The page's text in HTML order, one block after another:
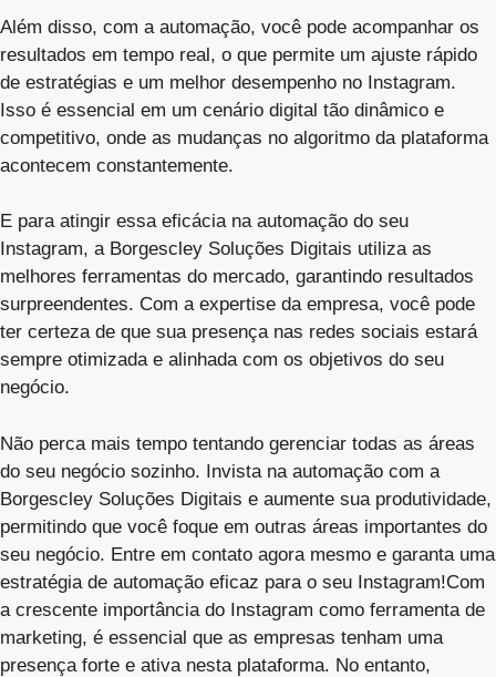
Além disso, com a automação, você pode acompanhar os
resultados em tempo real, o que permite um ajuste rápido
de estratégias e um melhor desempenho no Instagram.
Isso é essencial em um cenário digital tão dinâmico e
competitivo, onde as mudanças no algoritmo da plataforma
acontecem constantemente.
E para atingir essa eficácia na automação do seu
Instagram, a Borgescley Soluções Digitais utiliza as
melhores ferramentas do mercado, garantindo resultados
surpreendentes. Com a expertise da empresa, você pode
ter certeza de que sua presença nas redes sociais estará
sempre otimizada e alinhada com os objetivos do seu
negócio.
Não perca mais tempo tentando gerenciar todas as áreas
do seu negócio sozinho. Invista na automação com a
Borgescley Soluções Digitais e aumente sua produtividade,
permitindo que você foque em outras áreas importantes do
seu negócio. Entre em contato agora mesmo e garanta uma
estratégia de automação eficaz para o seu Instagram!Com
a crescente importância do Instagram como ferramenta de
marketing, é essencial que as empresas tenham uma
presença forte e ativa nesta plataforma. No entanto,